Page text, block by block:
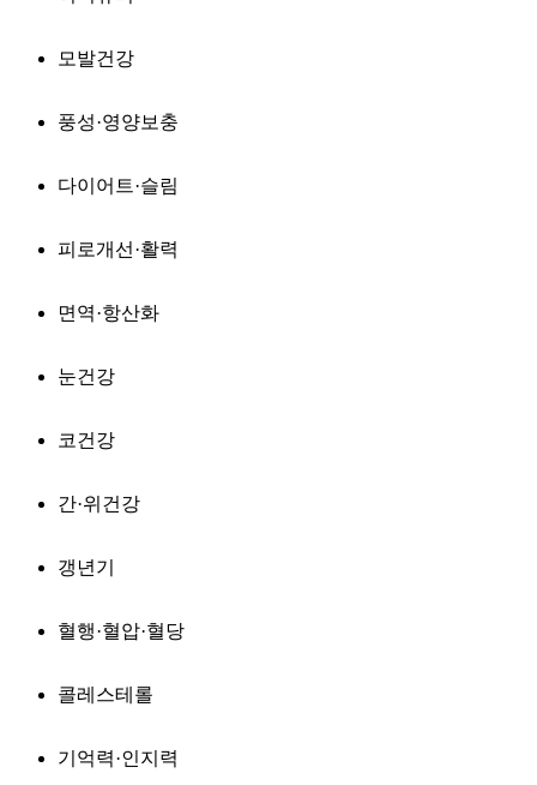
모발건강
풍성·영양보충
다이어트·슬림
피로개선·활력
면역·항산화
눈건강
코건강
간·위건강
갱년기
혈행·혈압·혈당
콜레스테롤
기억력·인지력